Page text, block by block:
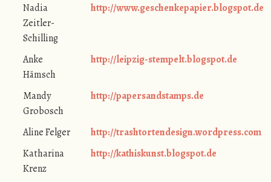
Nadia
Zeitler-
Schilling
http://www.geschenkepapier.blogspot.de
Anke
Hämsch
http://leipzig-stempelt.blogspot.de
Mandy
Grobosch
http://papersandstamps.de
Aline Felger
http://trashtortendesign.wordpress.com
Katharina
Krenz
http://kathiskunst.blogspot.de